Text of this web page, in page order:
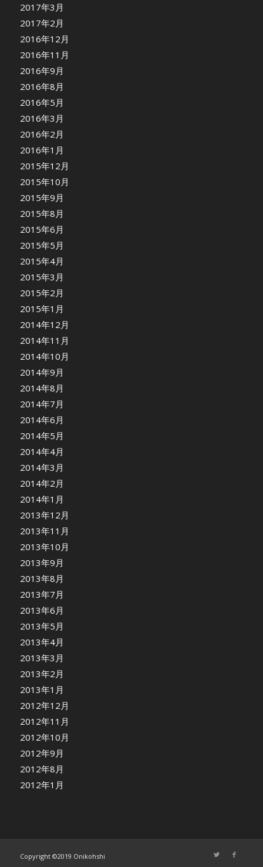
2017年3月
2017年2月
2016年12月
2016年11月
2016年9月
2016年8月
2016年5月
2016年3月
2016年2月
2016年1月
2015年12月
2015年10月
2015年9月
2015年8月
2015年6月
2015年5月
2015年4月
2015年3月
2015年2月
2015年1月
2014年12月
2014年11月
2014年10月
2014年9月
2014年8月
2014年7月
2014年6月
2014年5月
2014年4月
2014年3月
2014年2月
2014年1月
2013年12月
2013年11月
2013年10月
2013年9月
2013年8月
2013年7月
2013年6月
2013年5月
2013年4月
2013年3月
2013年2月
2013年1月
2012年12月
2012年11月
2012年10月
2012年9月
2012年8月
2012年1月
Copyright ©2019 Onikohshi